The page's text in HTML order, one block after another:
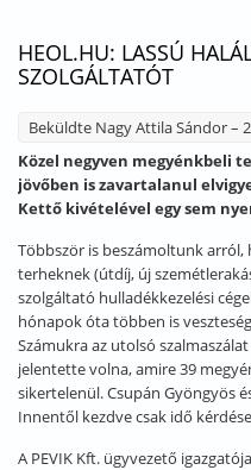
HEOL.HU: LASSÚ
SZOLGÁLTATÓT
Beküldte Nagy Attila Sándor–
Közel negyven megyénkbeli
jövőben is zavartalanul
Kettő kivételével egy sem
Többször is beszámoltunk arról,
terheknek (útdíj, új
szolgáltató hulladékkezelési
hónapok óta többen is
Számukra az utolsó
jelentette volna, amire 39
sikertelenül. Csupán Gyöngyös
Innentől kezdve csak idő
A PEVIK Kft. ügyvezető